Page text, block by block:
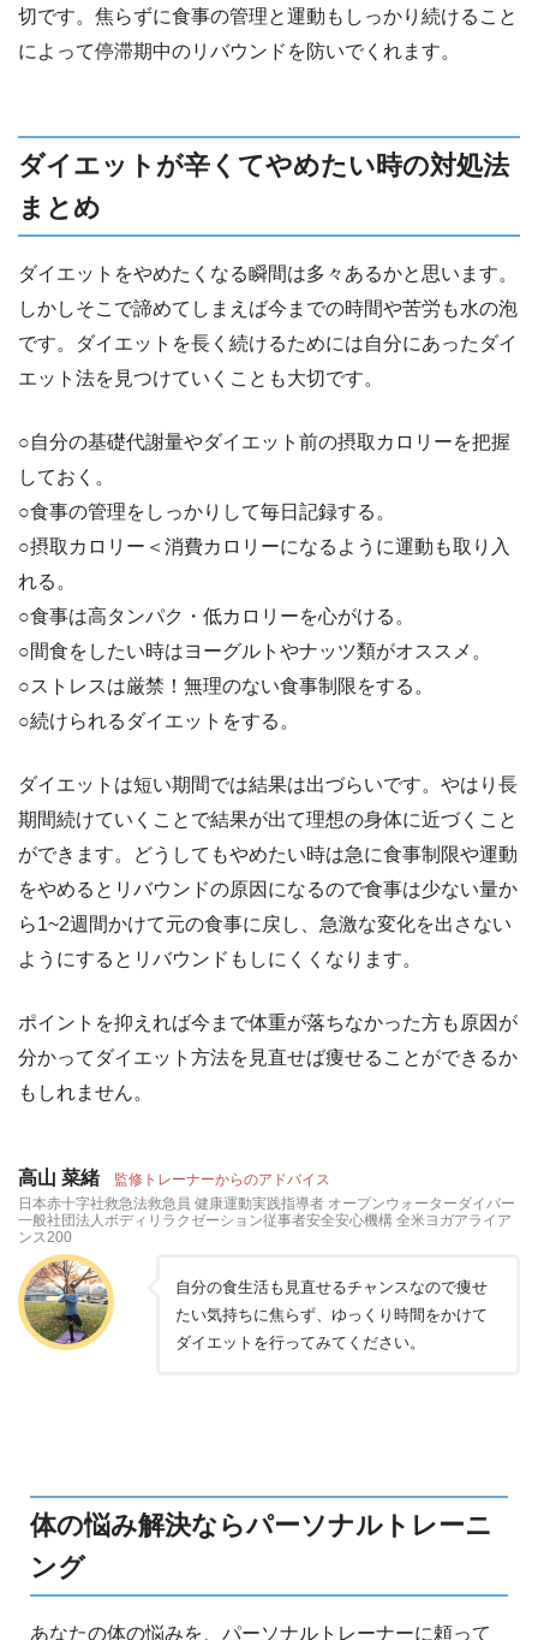
切です。焦らずに食事の管理と運動もしっかり続けること
によって停滞期中のリバウンドを防いでくれます。
ダイエットが辛くてやめたい時の対処法
まとめ
ダイエットをやめたくなる瞬間は多々あるかと思います。
しかしそこで諦めてしまえば今までの時間や苦労も水の泡
です。ダイエットを長く続けるためには自分にあったダイ
エット法を見つけていくことも大切です。
○自分の基礎代謝量やダイエット前の摂取カロリーを把握
しておく。
○食事の管理をしっかりして毎日記録する。
○摂取カロリー＜消費カロリーになるように運動も取り入
れる。
○食事は高タンパク・低カロリーを心がける。
○間食をしたい時はヨーグルトやナッツ類がオススメ。
○ストレスは厳禁！無理のない食事制限をする。
○続けられるダイエットをする。
ダイエットは短い期間では結果は出づらいです。やはり長
期間続けていくことで結果が出て理想の身体に近づくこと
ができます。どうしてもやめたい時は急に食事制限や運動
をやめるとリバウンドの原因になるので食事は少ない量か
ら1~2週間かけて元の食事に戻し、急激な変化を出さない
ようにするとリバウンドもしにくくなります。
ポイントを抑えれば今まで体重が落ちなかった方も原因が
分かってダイエット方法を見直せば痩せることができるか
もしれません。
高山 菜緒 監修トレーナーからのアドバイス
日本赤十字社救急法救急員 健康運動実践指導者 オープンウォーターダイバー
一般社団法人ボディリラクゼーション従事者安全安心機構 全米ヨガアライア
ンス200
自分の食生活も見直せるチャンスなので痩せ
たい気持ちに焦らず、ゆっくり時間をかけて
ダイエットを行ってみてください。
体の悩み解決ならパーソナルトレーニ
ング
あなたの体の悩みを、パーソナルトレーナーに頼って